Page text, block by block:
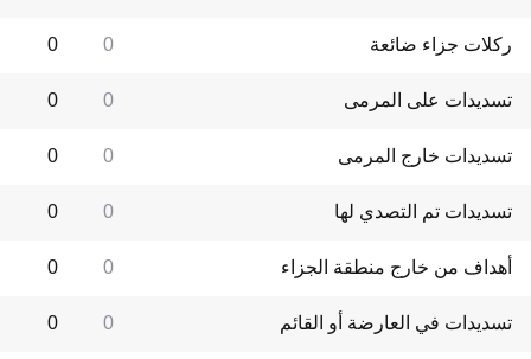
ركلات جزاء ضائعة 0
0
تسديدات على المرمى 0
0
تسديدات خارج المرمى 0
0
تسديدات تم التصدي لها 0
0
أهداف من خارج منطقة الجزاء 0
0
تسديدات في العارضة أو القائم 0
0